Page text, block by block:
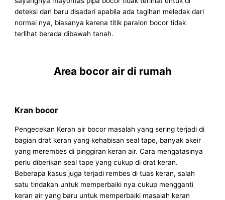
deteksi dan baru disadari apabila ada tagihan meledak dari
normal nya, biasanya karena titik paralon bocor tidak
terlihat berada dibawah tanah.
Area bocor air di rumah
Kran bocor
Pengecekan Keran air bocor masalah yang sering terjadi di
bagian drat keran yang kehabisan seal tape, banyak akeir
yang merembes di pinggiran keran air. Cara mengatasinya
perlu diberikan seal tape yang cukup di drat keran.
Beberapa kasus juga terjadi rembes di tuas keran, salah
satu tindakan untuk memperbaiki nya cukup mengganti
keran air yang baru untuk memperbaiki masalah keran